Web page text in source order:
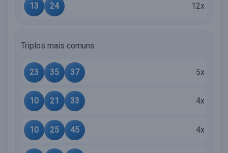
13 24 12x
Triplos mais comuns
23 35 37 5x
10 21 33 4x
10 25 45 4x